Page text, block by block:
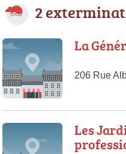
2
La
206 Rue
Les